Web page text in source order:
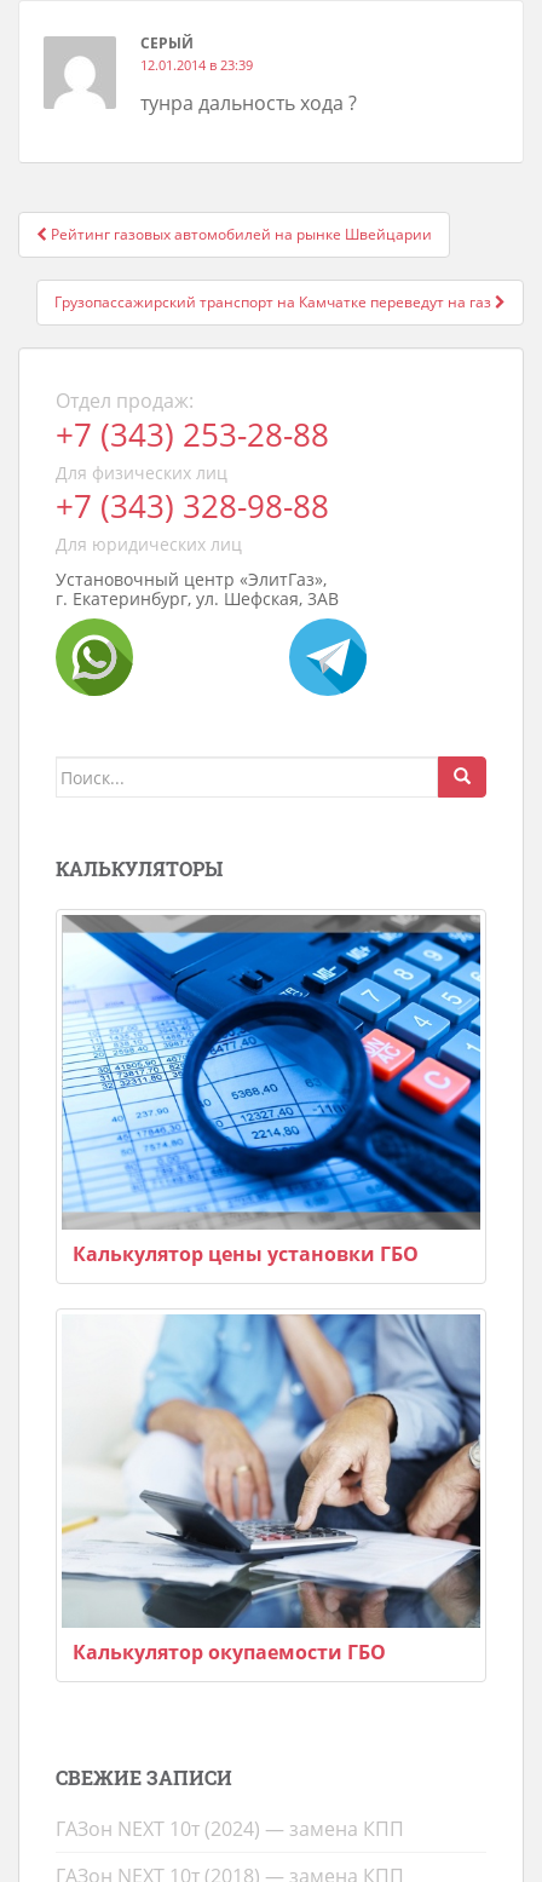
СЕРЫЙ
12.01.2014 в 23:39
тунра дальность хода ?
Post
navigation
Рейтинг газовых автомобилей на рынке Швейцарии
Грузопассажирский транспорт на Камчатке переведут на газ
Отдел продаж:
+7 (343) 253-28-88
Для физических лиц
+7 (343) 328-98-88
Для юридических лиц
Установочный центр «ЭлитГаз»,
г. Екатеринбург, ул. Шефская, 3АВ
Поиск
КАЛЬКУЛЯТОРЫ
Калькулятор цены установки ГБО
Калькулятор окупаемости ГБО
СВЕЖИЕ ЗАПИСИ
ГАЗон NEXT 10т (2024) — замена КПП
ГАЗон NEXT 10т (2018) — замена КПП